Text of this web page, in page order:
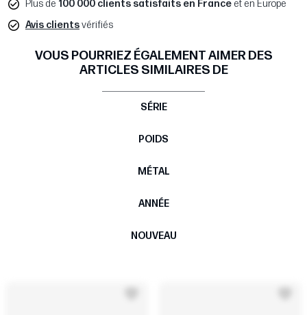
Plus de 100 000 clients satisfaits en France et en Europe
Avis clientsvérifiés
VOUS POURRIEZ ÉGALEMENT AIMER DES
ARTICLES SIMILAIRES DE
SÉRIE
POIDS
MÉTAL
ANNÉE
NOUVEAU